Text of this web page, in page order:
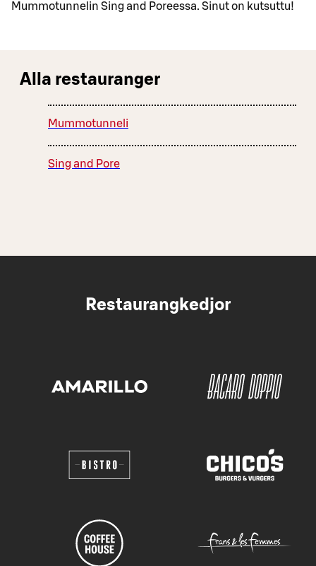
Mummotunnelin Sing and Poreessa. Sinut on kutsuttu!
Alla restauranger
Mummotunneli
Sing and Pore
Restaurangkedjor